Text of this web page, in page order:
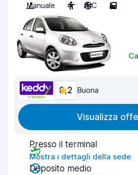
Manuale
4 A/C 5
8,2 Buona
Visualizza
Presso il terminal
Mostra i dettagli della sede
Deposito medio